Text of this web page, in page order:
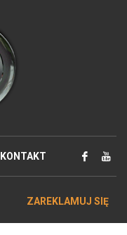
KONTAKT
ZAREKLAMUJ SIĘ